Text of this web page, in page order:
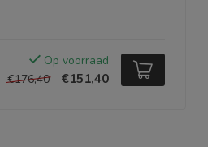
Op voorraad
€176,40
€151,40